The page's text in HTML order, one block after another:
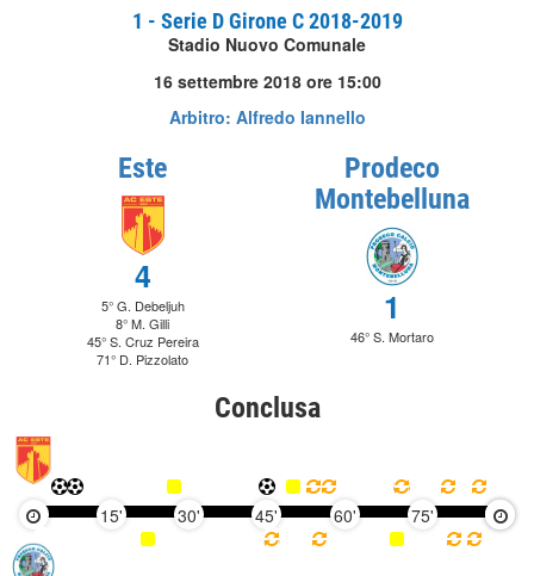
1 - Serie D Girone C 2018-2019
Stadio Nuovo Comunale
16 settembre 2018 ore 15:00
Arbitro: Alfredo Iannello
Este
4
5° G. Debeljuh
8° M. Gilli
45° S. Cruz Pereira
71° D. Pizzolato
Prodeco
Montebelluna
1
46° S. Mortaro
Conclusa
15' 30' 45' 60' 75' 90'